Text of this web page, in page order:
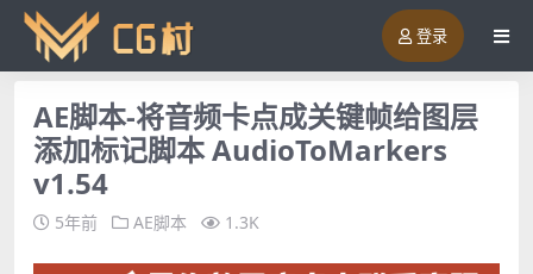
登录
AE脚本-将音频卡点成关键帧给图层
添加标记脚本 AudioToMarkers
v1.54
5年前 AE脚本 1.3K